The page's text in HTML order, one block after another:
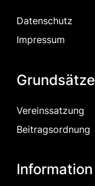
Datenschutz
Impressum
Grundsätze
Vereinssatzung
Beitragsordnung
Information